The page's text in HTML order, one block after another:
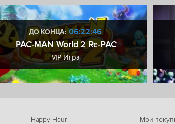
ДО КОНЦА:06:22:45
PAC-MAN World 2 Re-PAC
VIP Игра
Happy Hour
Мои